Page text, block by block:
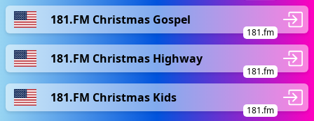
181.FM Christmas Gospel
181.fm
181.FM Christmas Highway
181.fm
181.FM Christmas Kids
181.fm